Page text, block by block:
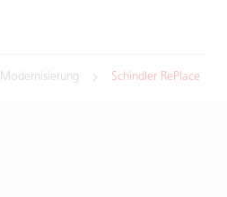
Modernisierung Schindler RePlace